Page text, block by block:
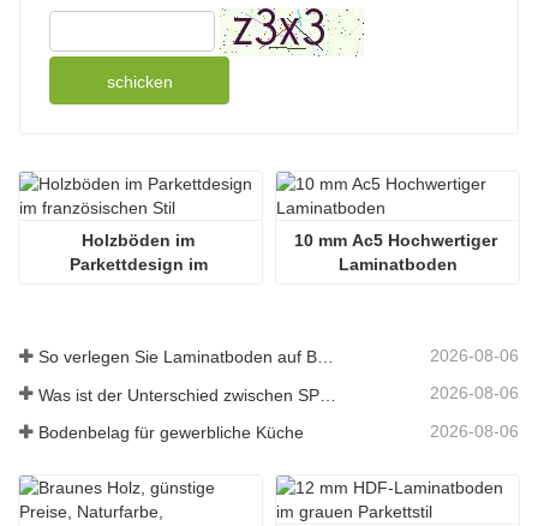
schicken
Holzböden im
Parkettdesign im
10 mm Ac5 Hochwertiger
Laminatboden
So verlegen Sie Laminatboden auf Beton 2026-08-06
2026-08-06
Bodenbelag für gewerbliche Küche 2026-08-06